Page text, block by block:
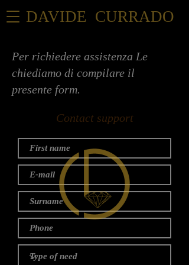
DAVIDE CURRADO
Per richiedere assistenza Le
chiediamo di compilare il
presente form.
Contact support